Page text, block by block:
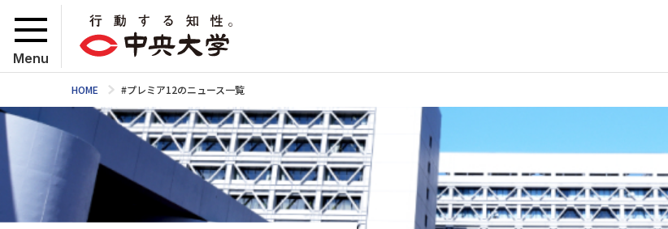
Menu
HOME #プレミア12のニュース一覧